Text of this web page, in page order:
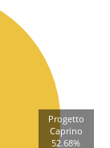
Progetto
Caprino
52.68%